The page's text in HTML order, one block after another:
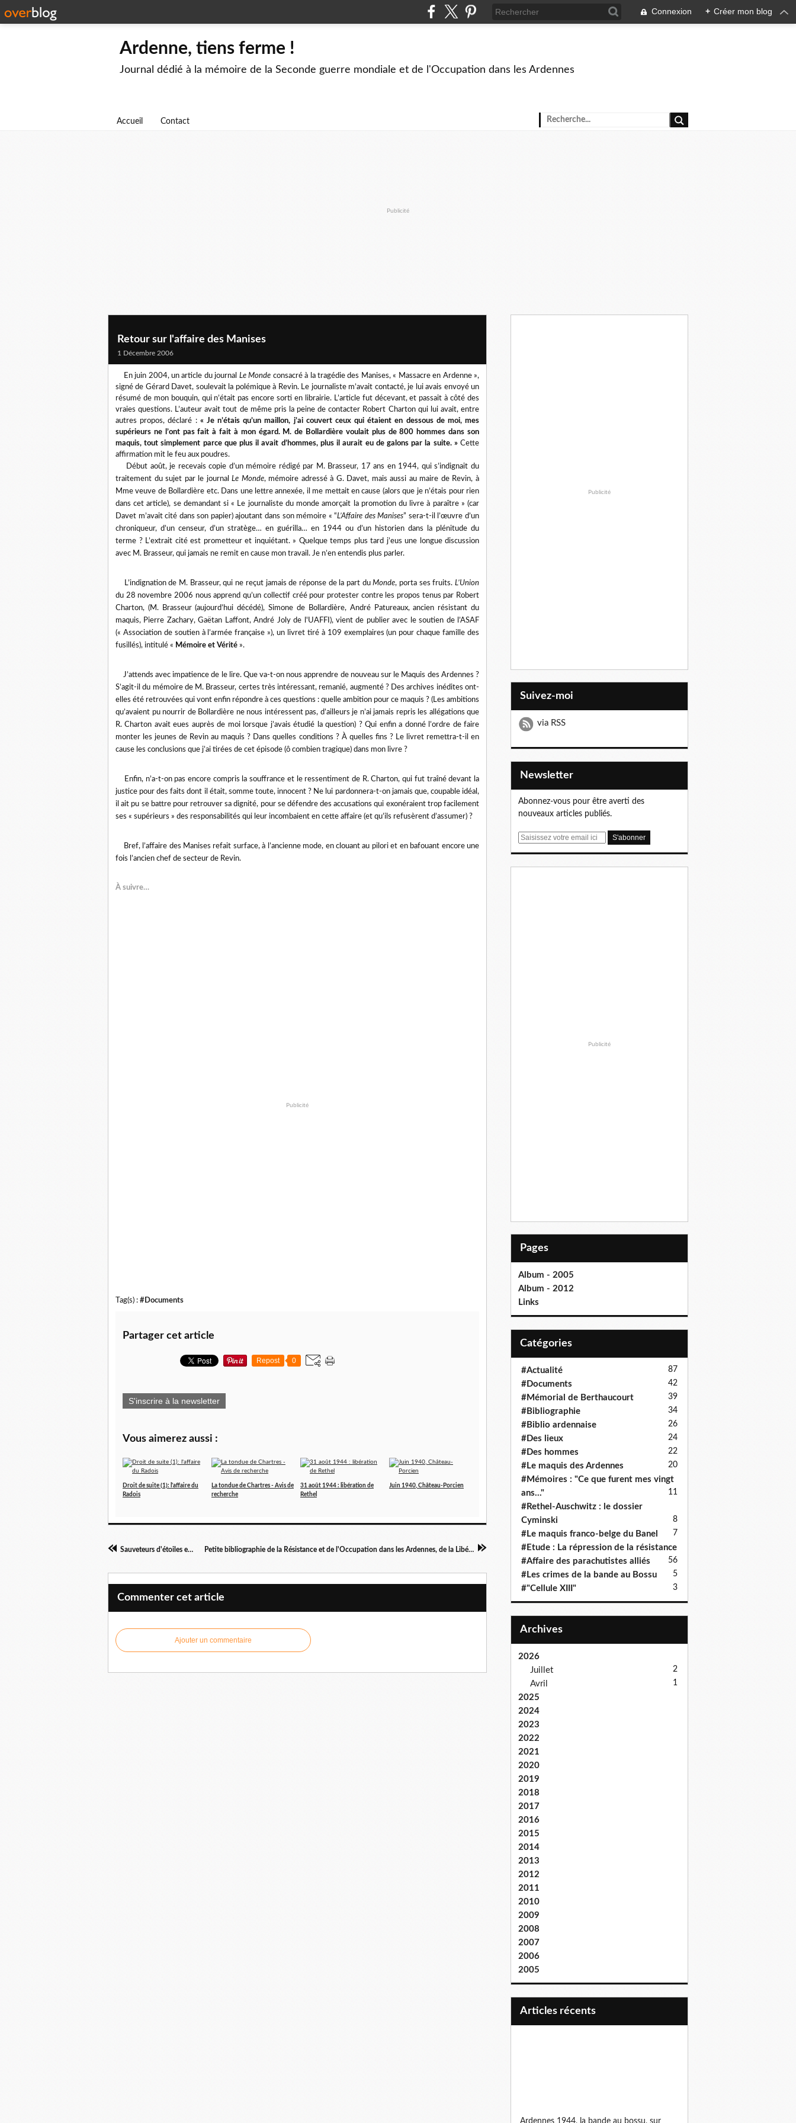
Connexion + Créer mon blog
Ardenne, tiens ferme !
Journal dédié à la mémoire de la Seconde guerre mondiale et de l'Occupation dans les Ardennes
Accueil Contact
Publicité
Retour sur l'affaire des Manises
1 Décembre 2006
En juin 2004, un article du journal Le Monde consacré à la tragédie des Manises, « Massacre en Ardenne »,
signé de Gérard Davet, soulevait la polémique à Revin. Le journaliste m’avait contacté, je lui avais envoyé un
résumé de mon bouquin, qui n’était pas encore sorti en librairie. L’article fut décevant, et passait à côté des
vraies questions. L’auteur avait tout de même pris la peine de contacter Robert Charton qui lui avait, entre
autres propos, déclaré : « Je n’étais qu’un maillon, j’ai couvert ceux qui étaient en dessous de moi, mes
supérieurs ne l’ont pas fait à fait à mon égard. M. de Bollardière voulait plus de 800 hommes dans son
maquis, tout simplement parce que plus il avait d’hommes, plus il aurait eu de galons par la suite. »Cette
affirmation mit le feu aux poudres.
Début août, je recevais copie d’un mémoire rédigé par M. Brasseur, 17 ans en 1944, qui s’indignait du
traitement du sujet par le journalLe Monde, mémoire adressé à G. Davet, mais aussi au maire de Revin, à
Mme veuve de Bollardière etc. Dans une lettre annexée, il me mettait en cause (alors que je n’étais pour rien
dans cet article), se demandant si « Le journaliste du monde amorçait la promotion du livre à paraître » (car
Davet m’avait cité dans son papier) ajoutant dans son mémoire « “L’Affaire des Manises” sera-t-il l’œuvre d’un
chroniqueur, d’un censeur, d’un stratège… en guérilla… en 1944 ou d’un historien dans la plénitude du
terme ? L’extrait cité est prometteur et inquiétant. » Quelque temps plus tard j’eus une longue discussion
avec M. Brasseur, qui jamais ne remit en cause mon travail. Je n’en entendis plus parler.
L’indignation de M. Brasseur, qui ne reçut jamais de réponse de la part duMonde, porta ses fruits.L’Union
du 28 novembre 2006 nous apprend qu’un collectif créé pour protester contre les propos tenus par Robert
Charton, (M. Brasseur (aujourd’hui décédé), Simone de Bollardière, André Patureaux, ancien résistant du
maquis, Pierre Zachary, Gaëtan Laffont, André Joly de l'UAFFI), vient de publier avec le soutien de l’ASAF
(« Association de soutien à l’armée française »), un livret tiré à 109 exemplaires (un pour chaque famille des
fusillés), intitulé « Mémoire et Vérité ».
J’attends avec impatience de le lire. Que va-t-on nous apprendre de nouveau sur le Maquis des Ardennes ?
S’agit-il du mémoire de M. Brasseur, certes très intéressant, remanié, augmenté ? Des archives inédites ont-
elles été retrouvées qui vont enfin répondre à ces questions : quelle ambition pour ce maquis ? (Les ambitions
qu’avaient pu nourrir de Bollardière ne nous intéressent pas, d’ailleurs je n’ai jamais repris les allégations que
R. Charton avait eues auprès de moi lorsque j’avais étudié la question) ? Qui enfin a donné l’ordre de faire
monter les jeunes de Revin au maquis ? Dans quelles conditions ? À quelles fins ? Le livret remettra-t-il en
cause les conclusions que j’ai tirées de cet épisode (ô combien tragique) dans mon livre ?
Enfin, n’a-t-on pas encore compris la souffrance et le ressentiment de R. Charton, qui fut traîné devant la
justice pour des faits dont il était, somme toute, innocent ? Ne lui pardonnera-t-on jamais que, coupable idéal,
il ait pu se battre pour retrouver sa dignité, pour se défendre des accusations qui exonéraient trop facilement
ses « supérieurs » des responsabilités qui leur incombaient en cette affaire (et qu’ils refusèrent d’assumer) ?
Bref, l’affaire des Manises refait surface, à l’ancienne mode, en clouant au pilori et en bafouant encore une
fois l’ancien chef de secteur de Revin.
À suivre…
Publicité
Tag(s) : #Documents
Partager cet article
Repost 0
S'inscrire à la newsletter
Vous aimerez aussi :
Droit de suite (1): l'affaire du
Radois
La tondue de Chartres - Avis de
recherche
31 août 1944 : libération de
Rethel
Juin 1940, Château-Porcien
Sauveteurs d'étoiles en Ardennes Petite bibliographie de la Résistance et de l'Occupation dans les Ardennes, de la Libération à l'année 2000 (1969)
Commenter cet article
Ajouter un commentaire
Publicité
Suivez-moi
via RSS
Newsletter
Abonnez-vous pour être averti des
nouveaux articles publiés.
E
Publicité
Pages
Album - 2005
Album - 2012
Links
Catégories
#Actualité 87
#Documents 42
#Mémorial de Berthaucourt 39
#Bibliographie 34
#Biblio ardennaise 26
#Des lieux 24
#Des hommes 22
#Le maquis des Ardennes 20
#Mémoires : "Ce que furent mes vingt
ans..."
11
#Rethel-Auschwitz : le dossier
Cyminski
8
#Le maquis franco-belge du Banel 7
#Etude : La répression de la résistance
6
#Affaire des parachutistes alliés 5
#Les crimes de la bande au Bossu 5
#"Cellule XIII" 3
Archives
2026
Juillet
2
Avril 1
2025
2024
2023
2022
2021
2020
2019
2018
2017
2016
2015
2014
2013
2012
2011
2010
2009
2008
2007
2006
2005
articles récents
ardennes 1944, la bande au bossu, sur